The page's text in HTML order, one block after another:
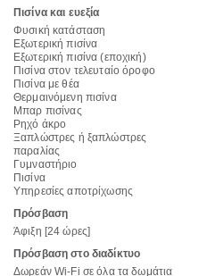
Πισίνα και ευεξία
Φυσική κατάσταση
Εξωτερική πισίνα
Εξωτερική πισίνα (εποχική)
Πισίνα στον τελευταίο όροφο
Πισίνα με θέα
Θερμαινόμενη πισίνα
Μπαρ πισίνας
Ρηχό άκρο
Ξαπλώστρες ή ξαπλώστρες
παραλίας
Γυμναστήριο
Πισίνα
Υπηρεσίες αποτρίχωσης
Πρόσβαση
Άφιξη [24 ώρες]
Πρόσβαση στο διαδίκτυο
Δωρεάν Wi-Fi σε όλα τα δωμάτια